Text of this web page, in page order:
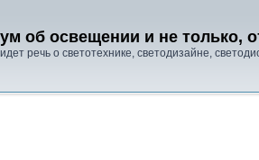
об освещении и не только,
речь о светотехнике, светодизайне,